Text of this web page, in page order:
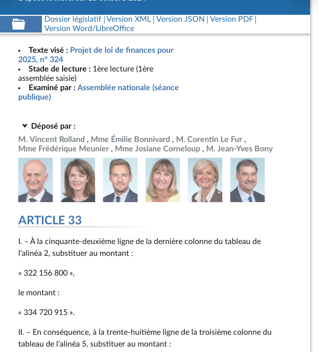
Date de dépôt
16 octobre 2024
16 octobre 2024
18 octobre 2024
19 octobre 2024
19 octobre 2024
Dossier législatif Version XML Version JSON
Version PDF
Version Word/LibreOffice
Texte visé : Projet de loi de finances pour
2025, n° 324
Stade de lecture : 1ère lecture (1ère
assemblée saisie)
Examiné par : Assemblée nationale (séance
publique)
Déposé par :
M. Vincent Rolland
Mme Émilie Bonnivard
M. Corentin Le Fur
Mme Frédérique Meunier
Mme Josiane Corneloup M. Jean-Yves Bony
ARTICLE 33
I. – À la cinquante-deuxième ligne de la dernière colonne du tableau de
l’alinéa 2, substituer au montant :
« 322 156 800 »,
le montant :
« 334 720 915 ».
II. – En conséquence, à la trente-huitième ligne de la troisième colonne du
tableau de l’alinéa 5, substituer au montant :